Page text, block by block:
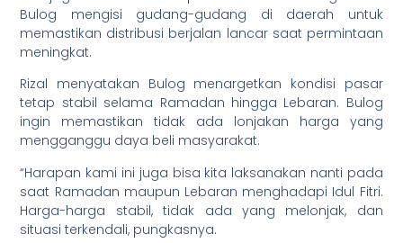
Bulog mengisi gudang-gudang di daerah untuk
memastikan distribusi berjalan lancar saat permintaan
meningkat.
Rizal menyatakan Bulog menargetkan kondisi pasar
tetap stabil selama Ramadan hingga Lebaran. Bulog
ingin memastikan tidak ada lonjakan harga yang
mengganggu daya beli masyarakat.
“Harapan kami ini juga bisa kita laksanakan nanti pada
saat Ramadan maupun Lebaran menghadapi Idul Fitri.
Harga-harga stabil, tidak ada yang melonjak, dan
situasi terkendali, pungkasnya.